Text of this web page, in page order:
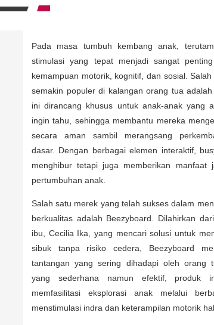
Pada masa tumbuh kembang anak,
stimulasi yang tepat menjadi sangat
kemampuan motorik, kognitif, dan sosial.
semakin populer di kalangan orang tua
ini dirancang khusus untuk anak-anak yang
ingin tahu, sehingga membantu mereka
secara aman sambil merangsang
dasar. Dengan berbagai elemen interaktif,
menghibur tetapi juga memberikan manfaat
pertumbuhan anak.
Salah satu merek yang telah sukses dalam
berkualitas adalah Beezyboard. Dilahirkan
ibu, Cecilia Ika, yang mencari solusi untuk
sibuk tanpa risiko cedera, Beezyboard
tantangan yang sering dihadapi oleh orang
yang sederhana namun efektif, produk
memfasilitasi eksplorasi anak melalui
menstimulasi indra dan keterampilan motorik